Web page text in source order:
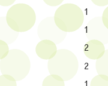
1
1
2
2
1